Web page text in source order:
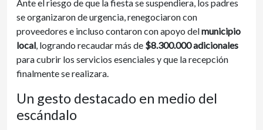
Ante el riesgo de que la fiesta se suspendiera, los padres
se organizaron de urgencia, renegociaron con
proveedores e incluso contaron con apoyo delmunicipio
local, logrando recaudar más de $8.300.000 adicionales
para cubrir los servicios esenciales y que la recepción
finalmente se realizara.
Un gesto destacado en medio del
escándalo